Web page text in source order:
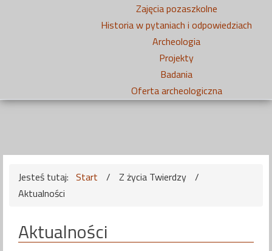
Zajęcia pozaszkolne
Historia w pytaniach i odpowiedziach
Archeologia
Projekty
Badania
Oferta archeologiczna
Jesteś tutaj: Start / Z życia Twierdzy /
Aktualności
Aktualności